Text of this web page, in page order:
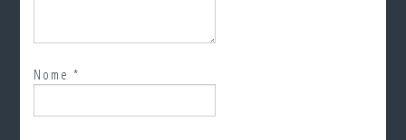
Nome*